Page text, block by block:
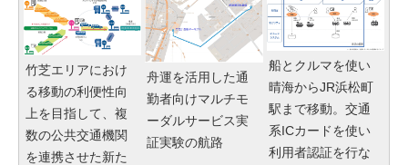
竹芝エリアにおけ
る移動の利便性向
上を目指して、複
数の公共交通機関
を連携させた新た
舟運を活用した通
勤者向けマルチモ
ーダルサービス実
証実験の航路
船とクルマを使い
晴海からJR浜松町
駅まで移動。交通
系ICカードを使い
利用者認証を行な